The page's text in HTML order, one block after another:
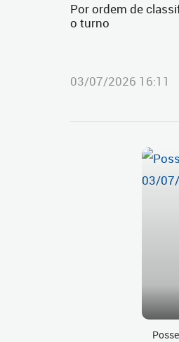
Por ordem de
o turno
03/07/2026 16:11